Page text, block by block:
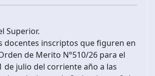
Superior.
docentes inscriptos que figuren en
de Merito N°510/26 para el
de julio del corriente año a las